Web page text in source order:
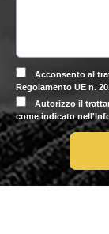
Acconsento al
Regolamento UE n.
Autorizzo il
come indicato